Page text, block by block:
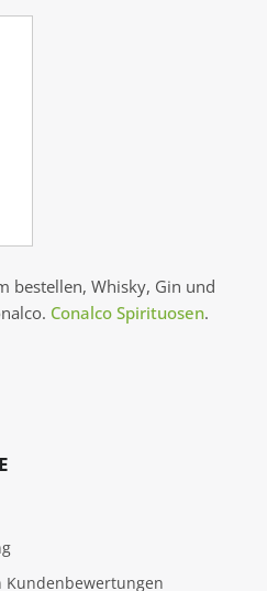
bestellen, Whisky, Gin und
Conalco Spirituosen.
Kundenbewertungen